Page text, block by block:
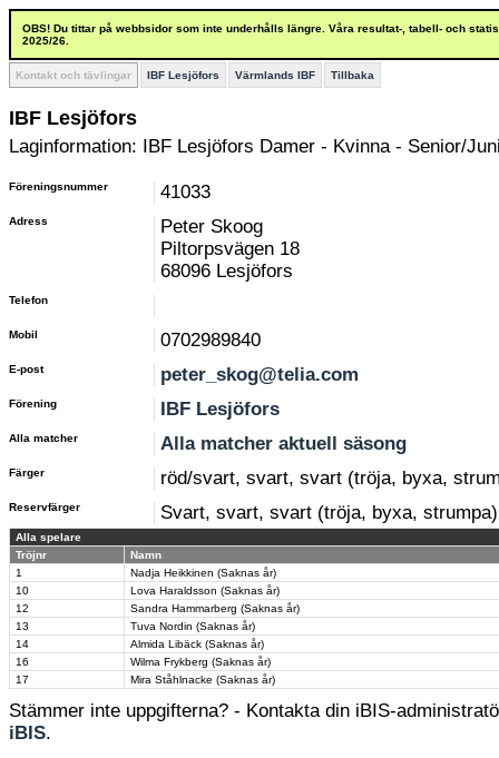
OBS! Du tittar på webbsidor som inte underhålls längre. Våra resultat-, tabell- och
2025/26.
Kontakt och tävlingar IBF Lesjöfors Värmlands IBF Tillbaka
IBF Lesjöfors
Laginformation: IBF Lesjöfors Damer - Kvinna - Senior/
Föreningsnummer 41033
Adress
Peter Skoog
Piltorpsvägen 18
68096 Lesjöfors
Telefon
Mobil 0702989840
E-post peter_skog@telia.com
Förening IBF Lesjöfors
Alla matcher Alla matcher aktuell säsong
Färger röd/svart, svart, svart (tröja, byxa,
Reservfärger Svart, svart, svart (tröja, byxa, strumpa)
Alla spelare
Tröjnr
Namn
1
Nadja Heikkinen (Saknas år)
10
Lova Haraldsson (Saknas år)
12
Sandra Hammarberg (Saknas år)
13
Tuva Nordin (Saknas år)
14
Almida Libäck (Saknas år)
16
Wilma Frykberg (Saknas år)
17
Mira Ståhlnacke (Saknas år)
Stämmer inte uppgifterna? - Kontakta din iBIS-
iBIS.